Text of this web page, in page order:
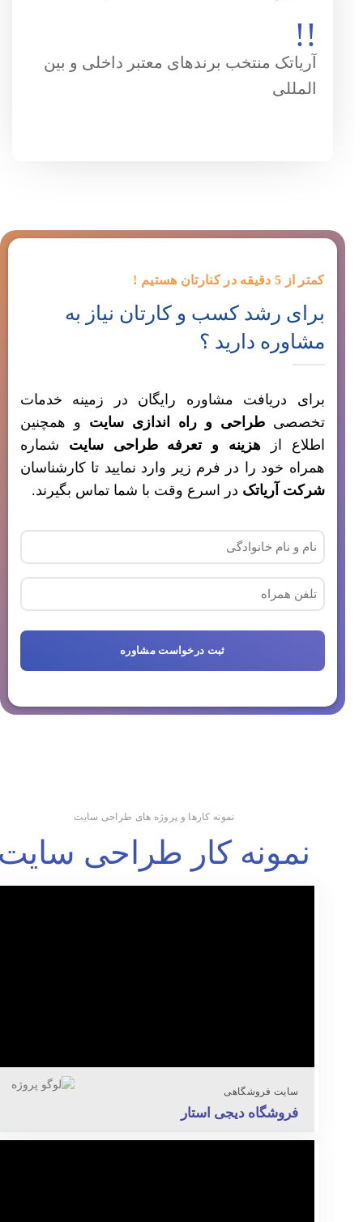
!!
آریاتک منتخب برندهای معتبر داخلی و بین
المللی
کمتر از 5 دقیقه در کنارتان هستیم !
برای رشد کسب و کارتان نیاز به
مشاوره دارید ؟
برای دریافت مشاوره رایگان در زمینه خدمات
تخصصیطراحی و راه اندازی سایت و همچنین
اطلاع از هزینه و تعرفه طراحی سایت شماره
همراه خود را در فرم زیر وارد نمایید تا کارشناسان
شرکت آریاتک در اسرع وقت با شما تماس بگیرند.
نام
و
نام
خانوادگی
تلفن
همراه
(ضروری)
کپچا
نمونه کارها و پروژه های طراحی سایت
نمونه کار طراحی
سایت فروشگاهی
فروشگاه دیجی استار